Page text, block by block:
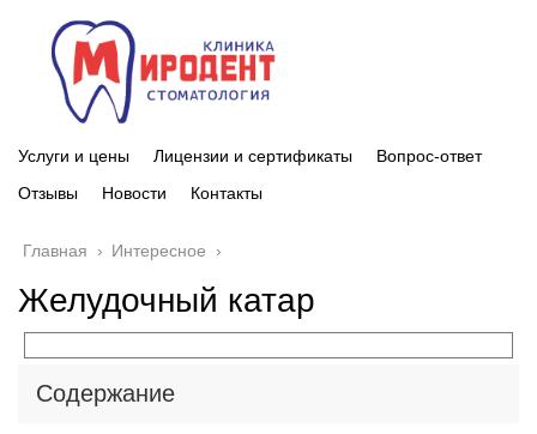
Услуги и цены Лицензии и сертификаты
Вопрос-ответ
Отзывы
Новости Контакты
Главная › Интересное ›
Желудочный катар
Содержание